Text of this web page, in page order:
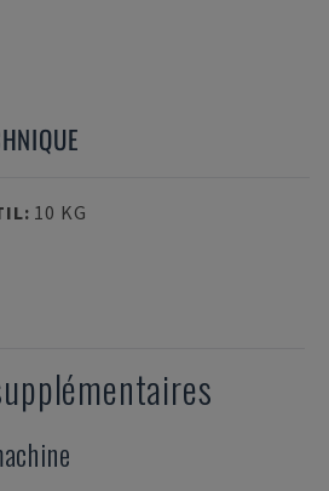
: 10 KG